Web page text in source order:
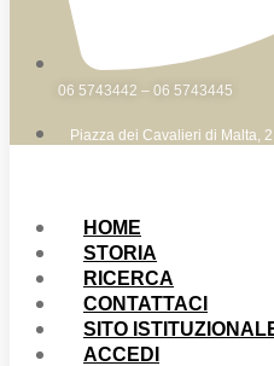
06 5743442 – 06 5743445
Piazza dei Cavalieri di Malta,
HOME
STORIA
RICERCA
CONTATTACI
SITO
ACCEDI